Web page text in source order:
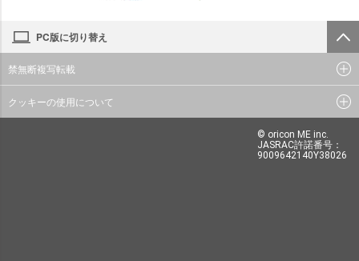
PC版に切り替え
禁無断複写転載
クッキーの使用について
© oricon ME inc.
JASRAC許諾番号：
9009642140Y38026